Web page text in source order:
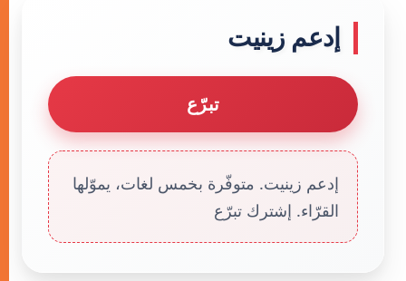
إدعم زينيت
تبرّع
إدعم زينيت. متوفّرة بخمس لغات، يموّلها
القرّاء. إشترك تبرّع